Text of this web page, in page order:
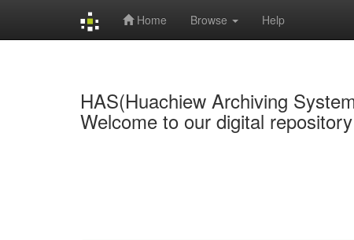
Home Browse Help
HAS(Huachiew Archiving
Welcome to our digital